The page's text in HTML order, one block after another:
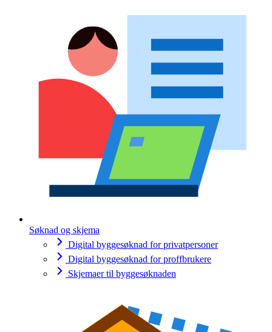
Søknad og skjema
Digital byggesøknad for privatpersoner
Digital byggesøknad for proffbrukere
Skjemaer til byggesøknaden